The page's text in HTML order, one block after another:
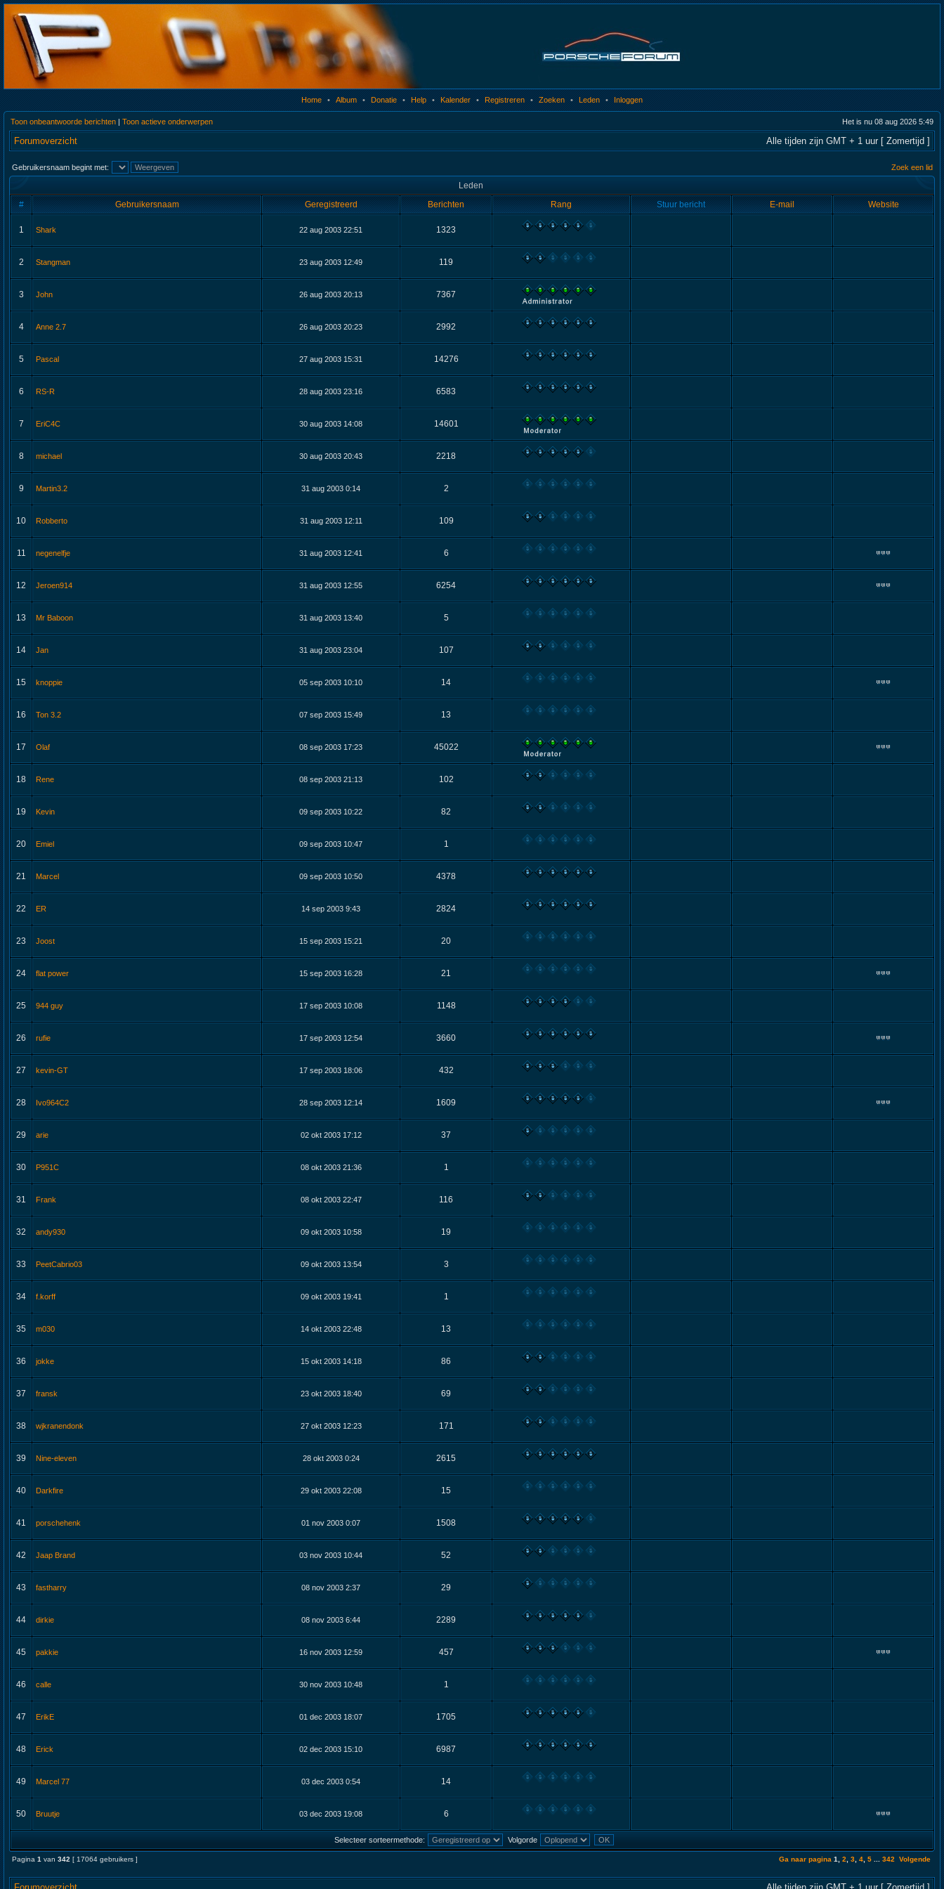
Home • Album • Donatie • Help • Kalender • Registreren • Zoeken • Leden • Inloggen
Toon onbeantwoorde berichten | Toon actieve onderwerpen Het is nu 08 aug 2026 5:49
Forumoverzicht Alle tijden zijn GMT + 1 uur [ Zomertijd ]
Gebruikersnaam begint met: Zoek een lid
Leden
#
Gebruikersnaam Geregistreerd Berichten Rang Stuur bericht E-mail Website
1 Shark 22 aug 2003 22:51 1323
2 Stangman 23 aug 2003 12:49 119
3 John 26 aug 2003 20:13 7367
4 Anne 2.7 26 aug 2003 20:23 2992
5 Pascal 27 aug 2003 15:31 14276
6 RS-R 28 aug 2003 23:16 6583
7 EriC4C 30 aug 2003 14:08 14601
8 michael 30 aug 2003 20:43 2218
9 Martin3.2 31 aug 2003 0:14 2
10 Robberto 31 aug 2003 12:11 109
11 negenelfje 31 aug 2003 12:41 6
12 Jeroen914 31 aug 2003 12:55 6254
13 Mr Baboon 31 aug 2003 13:40 5
14 Jan 31 aug 2003 23:04 107
15 knoppie 05 sep 2003 10:10 14
16 Ton 3.2 07 sep 2003 15:49 13
17 Olaf 08 sep 2003 17:23 45022
18 Rene 08 sep 2003 21:13 102
19 Kevin 09 sep 2003 10:22 82
20 Emiel 09 sep 2003 10:47 1
21 Marcel 09 sep 2003 10:50 4378
22 ER 14 sep 2003 9:43 2824
23 Joost 15 sep 2003 15:21 20
24 flat power 15 sep 2003 16:28 21
25 944 guy 17 sep 2003 10:08 1148
26 rufie 17 sep 2003 12:54 3660
27 kevin-GT 17 sep 2003 18:06 432
28 Ivo964C2 28 sep 2003 12:14 1609
29 arie 02 okt 2003 17:12 37
30 P951C 08 okt 2003 21:36 1
31 Frank 08 okt 2003 22:47 116
32 andy930 09 okt 2003 10:58 19
33 PeetCabrio03 09 okt 2003 13:54 3
34 f.korff 09 okt 2003 19:41 1
35 m030 14 okt 2003 22:48 13
36 jokke 15 okt 2003 14:18 86
37 fransk 23 okt 2003 18:40 69
38 wjkranendonk 27 okt 2003 12:23 171
39 Nine-eleven 28 okt 2003 0:24 2615
40 Darkfire 29 okt 2003 22:08 15
41 porschehenk 01 nov 2003 0:07 1508
42 Jaap Brand 03 nov 2003 10:44 52
43 fastharry 08 nov 2003 2:37 29
44 dirkie 08 nov 2003 6:44 2289
45 pakkie 16 nov 2003 12:59 457
46 calle 30 nov 2003 10:48 1
47 ErikE 01 dec 2003 18:07 1705
48 Erick 02 dec 2003 15:10 6987
49 Marcel 77 03 dec 2003 0:54 14
50 Bruutje 03 dec 2003 19:08 6
Selecteer sorteermethode: Volgorde
Pagina 1 van 342 [ 17064 gebruikers ] Ga naar pagina 1 2 3 4 5 342 Volgende